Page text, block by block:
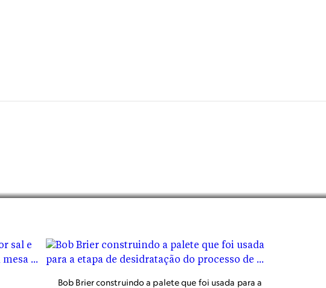
Bob Brier construindo a palete que foi usada para a